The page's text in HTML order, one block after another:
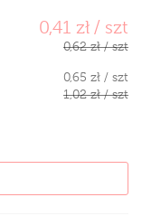
0,41 zł / szt
0,62 zł / szt
0,65 zł / szt
1,02 zł / szt